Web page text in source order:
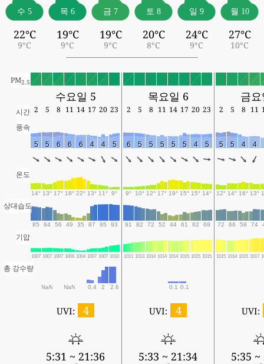
수 5
22°C
9°C
목 6
19°C
9°C
금 7
19°C
9°C
토 8
20°C
8°C
일 9
24°C
9°C
월 10
27°C
10°C
PM2.5
수요일 5 목요일 6 금
시간 2 5 8 11 14 17 20 23 2 5 8 11 14 17 20 23 2 5 8 11
풍속
5 5 6 6 6 4 4 5 6 5 5 5 5 5 4 5 5 5 4 4
온도
14° 13° 17° 18° 22° 13° 11° 9° 9° 10° 12° 17° 19° 15° 15° 14° 12° 14° 16° 13°
상대습도
85 84 56 49 35 87 95 93 91 82 72 52 44 61 62 69 72 66 58 74
기압
1007 1007 1007 1006 1004 1007 1007 1010 1011 1013 1014 1014 1014 1015 1015 1015 1015 1014 1015 1017
총 강수량
NaN NaN 0.4 2 2.6 0.1 0.1
UVI: 4
5:31 ~ 21:36
UVI: 4
5:33 ~ 21:34
UVI:
5:35 ~